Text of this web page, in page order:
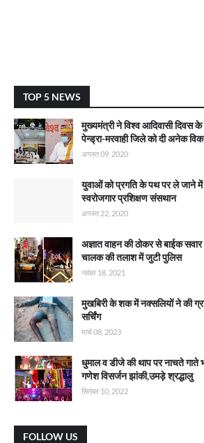
TOP 5 NEWS
मुख्यमंत्री ने विश्व आदिवासी दिवस
पेन्ड्रा-मरवाही जिले को दी अनेक
अगस्त 09, 2020
युवाओं को प्रगति के पथ पर ले जाने में
स्वरोजगार प्रशिक्षण संसथान
अगस्त 22, 2020
अज्ञात वाहन की ठोकर से बाईक सवार
चालक की तलाश में जुटी पुलिस
नवंबर 18, 2021
मुखबिरी के शक में नक्सलियों ने की
सर्चिंग
मार्च 08, 2023
धुमाल व डीजे की थाप पर नाचते गाते
गणेश विसर्जन झांकी,उमड़े श्रद्धालु
सितंबर 10, 2022
FOLLOW US